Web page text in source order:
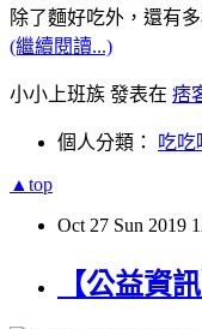
除了麵好吃外，還有
(繼續閱讀...)
小小上班族 發表在 痞
個人分類： 吃吃
▲top
Oct 27 Sun 2019
【公益資